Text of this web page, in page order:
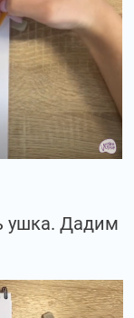
ушка. Дадим